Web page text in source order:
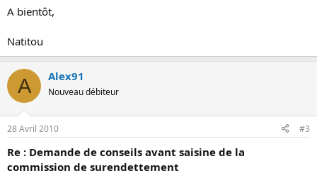
A bientôt,
Natitou
A Alex91
Nouveau débiteur
28 Avril 2010 #3
Re : Demande de conseils avant saisine de la
commission de surendettement